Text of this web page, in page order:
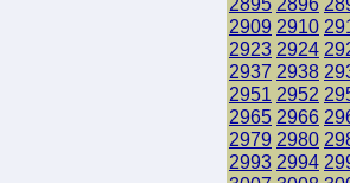
2909 2910
2923 2924
2937 2938
2951 2952
2965 2966
2979 2980
2993 2994